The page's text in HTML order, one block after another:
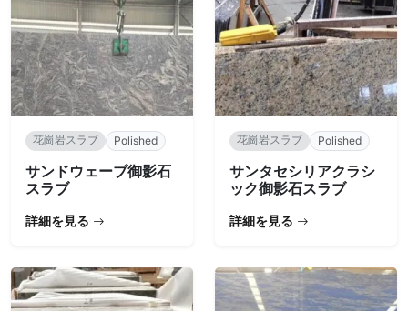
花崗岩スラブ Polished
サンドウェーブ御影石
スラブ
詳細を見る
花崗岩スラブ Polished
サンタセシリアクラシ
ック御影石スラブ
詳細を見る